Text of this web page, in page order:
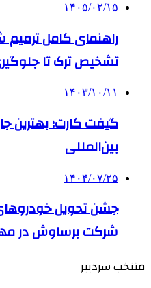
۱۴۰۵/۰۲/۱۵
راهنمای کامل
تشخیص ترک تا
۱۴۰۳/۱۰/۱۱
گیفت کارت؛ بهترین
بین‌المللی
۱۴۰۴/۰۷/۲۵
جشن تحویل
شرکت برساوش در
منتخب سردبیر